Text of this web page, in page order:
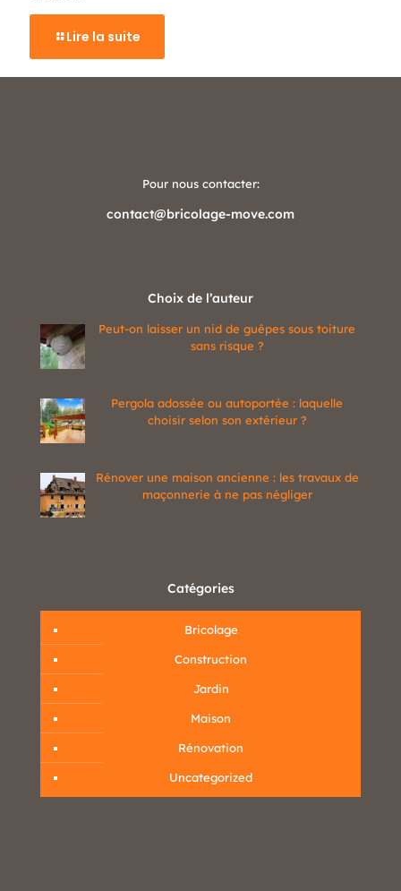
Lire la suite
Pour nous contacter:
contact@bricolage-move.com
Choix de l’auteur
Peut-on laisser un nid de guêpes sous toiture
sans risque ?
Pergola adossée ou autoportée : laquelle
choisir selon son extérieur ?
Rénover une maison ancienne : les travaux de
maçonnerie à ne pas négliger
Catégories
Bricolage
Construction
Jardin
Maison
Rénovation
Uncategorized